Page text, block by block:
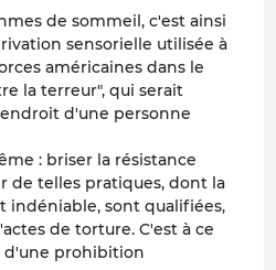
de sommeil, c'est ainsi
sensorielle utilisée à
américaines dans le
la terreur", qui serait
d'une personne
: briser la résistance
de telles pratiques, dont la
indéniable, sont qualifiées,
de torture. C'est à ce
prohibition